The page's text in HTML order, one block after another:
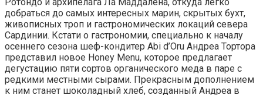
добраться до самых интересных марин, скрытых бухт,
живописных троп и гастрономических локаций севера
Сардинии. Кстати о гастрономии, специально к началу
осеннего сезона шеф-кондитер Abi d’Oru Андреа Тортора
представил новое Honey Menu, которое предлагает
дегустацию пяти сортов органического меда в паре с
редкими местными сырами. Прекрасным дополнением
к ним станет шоколадный хлеб, созданный Андреа в